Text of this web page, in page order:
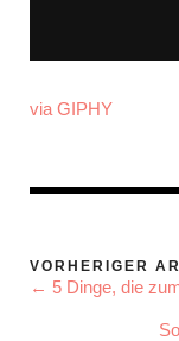
via GIPHY
VORHERIGER
← 5 Dinge, die